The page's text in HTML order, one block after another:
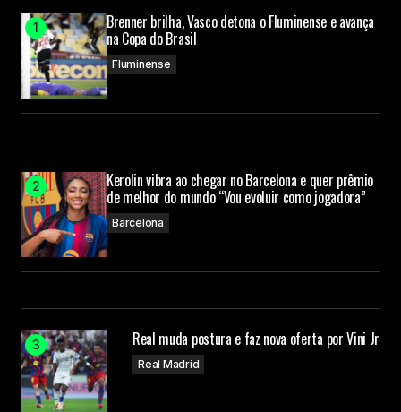
Brenner brilha, Vasco detona o Fluminense e avança
na Copa do Brasil
Fluminense
Kerolin vibra ao chegar no Barcelona e quer prêmio
de melhor do mundo “Vou evoluir como jogadora”
Barcelona
Real muda postura e faz nova oferta por Vini Jr
Real Madrid